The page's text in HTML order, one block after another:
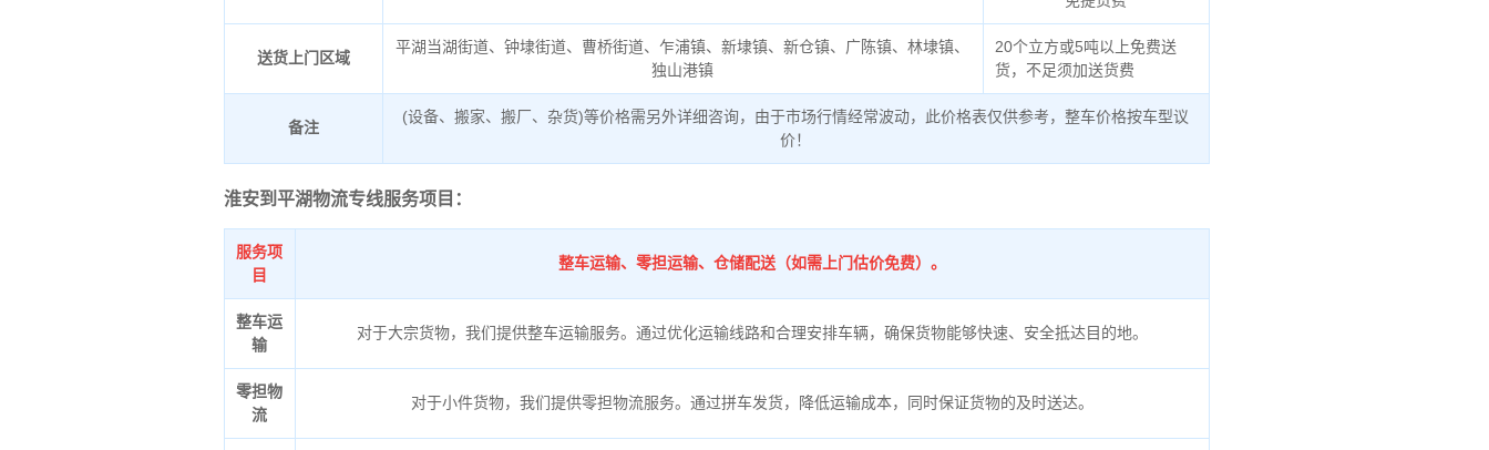
送货上门区域
平湖当湖街道、钟埭街道、曹桥街道、乍浦镇、新埭镇、新仓镇、广陈镇、林埭镇、
独山港镇
20个立方或5吨以上免费送
货，不足须加送货费
备注
(设备、搬家、搬厂、杂货)等价格需另外详细咨询，由于市场行情经常波动，此价格表仅供参考，整车价格按车型议
价！
淮安到平湖物流专线服务项目：
服务项
目
整车运输、零担运输、仓储配送（如需上门估价免费）。
整车运
输
对于大宗货物，我们提供整车运输服务。通过优化运输线路和合理安排车辆，确保货物能够快速、安全抵达目的地。
零担物
流
对于小件货物，我们提供零担物流服务。通过拼车发货，降低运输成本，同时保证货物的及时送达。